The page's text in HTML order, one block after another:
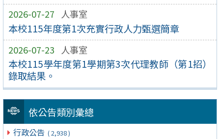
2026-07-27 人事室
本校115年度第1次充實行政人力甄選簡章
2026-07-23 人事室
本校115學年度第1學期第3次代理教師（第1招）
錄取結果。
依公告類別彙總
行政公告 ( 2,938 )